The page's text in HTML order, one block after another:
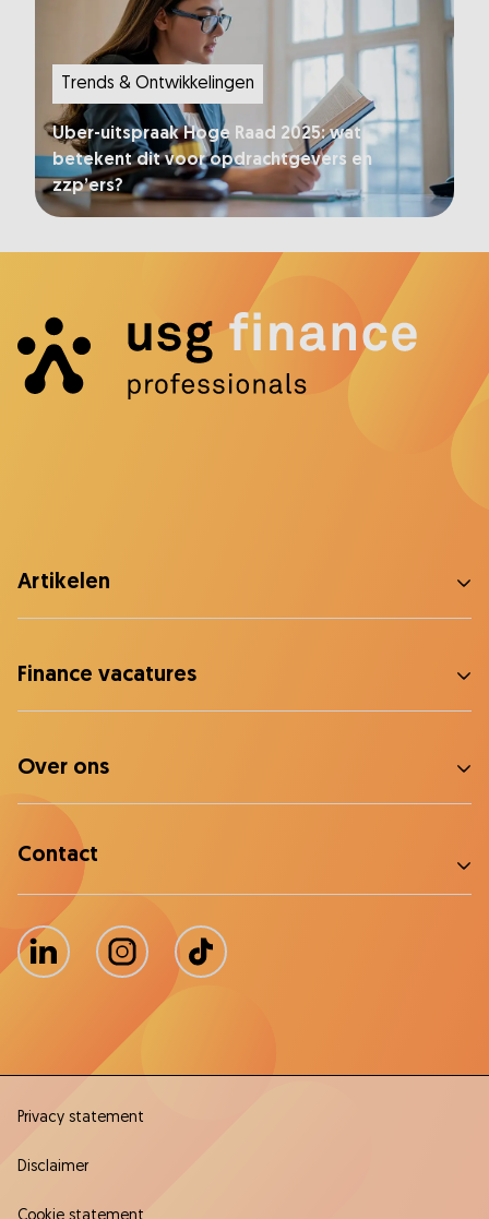
Trends & Ontwikkelingen
Uber-uitspraak Hoge Raad 2025: wat
betekent dit voor opdrachtgevers en
zzp’ers?
Artikelen
Finance vacatures
Over ons
Contact
LinkedIn Instagram TikTok
Privacy statement
Disclaimer